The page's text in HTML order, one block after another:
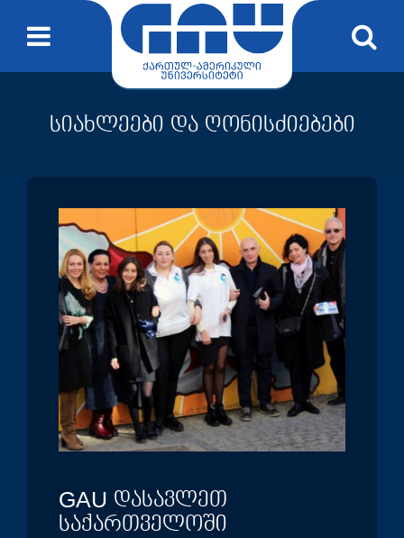
სიახლეები და ღონისძიებები
GAU დასავლეთ
საქართველოში